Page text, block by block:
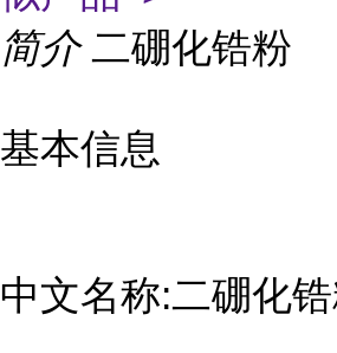
简介 二硼化锆粉
基本信息
中文名称:二硼化